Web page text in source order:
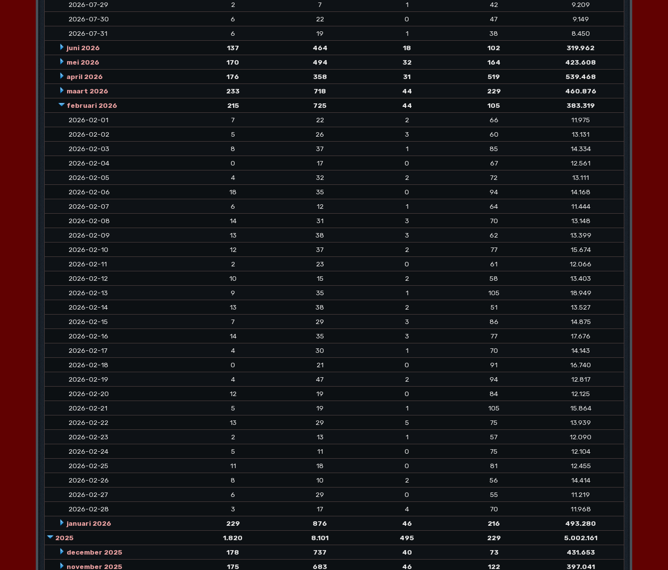
2026-07-29
2 7 1 42
9.209
2026-07-30
6 22 0 47
9.149
2026-07-31
6 19 1 38
8.450
juni 2026
137 464 18 102
319.962
mei 2026
170 494 32 164
423.608
april 2026
176 358 31 519
539.468
maart 2026
233 718 44 229
460.876
februari 2026
215 725 44 105
383.319
2026-02-01
7 22 2 66
11.975
2026-02-02
5 26 3 60
13.131
2026-02-03
8 37 1 85
14.334
2026-02-04
0 17 0 67
12.561
2026-02-05
4 32 2 72
13.111
2026-02-06
18 35 0 94
14.168
2026-02-07
6 12 1 64
11.444
2026-02-08
14 31 3 70
13.148
2026-02-09
13 38 3 62
13.399
2026-02-10
12 37 2 77
15.674
2026-02-11
2 23 0 61
12.066
2026-02-12
10 15 2 58
13.403
2026-02-13
9 35 1 105
18.949
2026-02-14
13 38 2 51
13.527
2026-02-15
7 29 3 86
14.875
2026-02-16
14 35 3 77
17.676
2026-02-17
4 30 1 70
14.143
2026-02-18
0 21 0 91
16.740
2026-02-19
4 47 2 94
12.817
2026-02-20
12 19 0 84
12.125
2026-02-21
5 19 1 105
15.864
2026-02-22
13 29 5 75
13.939
2026-02-23
2 13 1 57
12.090
2026-02-24
5 11 0 75
12.104
2026-02-25
11 18 0 81
12.455
2026-02-26
8 10 2 56
14.414
2026-02-27
6 29 0 55
11.219
2026-02-28
3 17 4 70
11.968
januari 2026
229 876 46 216
493.280
2025
1.820 8.101 495 229
5.002.161
december 2025
178 737 40 73
431.653
november 2025
175 683 46 122 397.041